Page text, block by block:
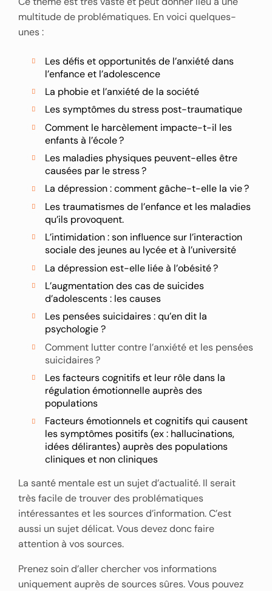
multitude de problématiques. En voici quelques-
unes :
Les défis et opportunités de l’anxiété dans
l’enfance et l’adolescence
La phobie et l’anxiété de la société
Les symptômes du stress post-traumatique
Comment le harcèlement impacte-t-il les
enfants à l’école ?
Les maladies physiques peuvent-elles être
causées par le stress ?
La dépression : comment gâche-t-elle la vie ?
Les traumatismes de l’enfance et les maladies
qu’ils provoquent.
L’intimidation : son influence sur l’interaction
sociale des jeunes au lycée et à l’université
La dépression est-elle liée à l’obésité ?
L’augmentation des cas de suicides
d’adolescents : les causes
Les pensées suicidaires : qu’en dit la
psychologie ?
Comment lutter contre l’anxiété et les pensées
suicidaires ?
Les facteurs cognitifs et leur rôle dans la
régulation émotionnelle auprès des
populations
Facteurs émotionnels et cognitifs qui causent
les symptômes positifs (ex : hallucinations,
idées délirantes) auprès des populations
cliniques et non cliniques
La santé mentale est un sujet d’actualité. Il serait
très facile de trouver des problématiques
intéressantes et les sources d’information. C’est
aussi un sujet délicat. Vous devez donc faire
attention à vos sources.
Prenez soin d’aller chercher vos informations
uniquement auprès de sources sûres. Vous pouvez